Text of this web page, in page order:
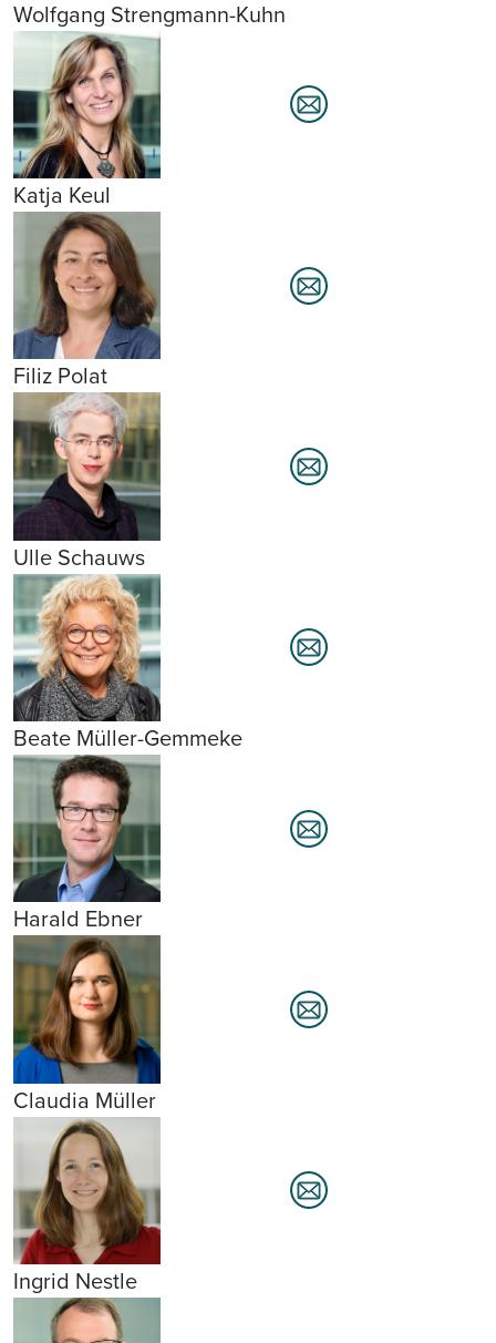
Wolfgang Strengmann-Kuhn
Katja Keul
Filiz Polat
Ulle Schauws
Beate Müller-Gemmeke
Harald Ebner
Claudia Müller
Ingrid Nestle